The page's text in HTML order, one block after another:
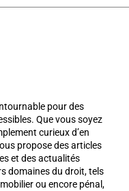
pour des
Que vous soyez
curieux d’en
propose des articles
et des actualités
domaines du droit, tels
ou encore pénal,